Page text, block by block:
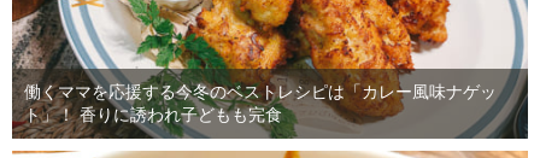
働くママを応援する今冬のベストレシピは「カレー風味ナゲッ
ト」！ 香りに誘われ子どもも完食